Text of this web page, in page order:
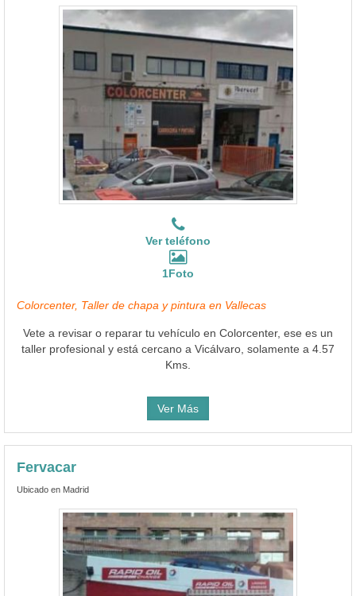
Ver teléfono
1Foto
Colorcenter, Taller de chapa y pintura en Vallecas
Vete a revisar o reparar tu vehículo en Colorcenter, ese es un
taller profesional y está cercano a Vicálvaro, solamente a 4.57
Kms.
Ver Más
Fervacar
Ubicado en Madrid